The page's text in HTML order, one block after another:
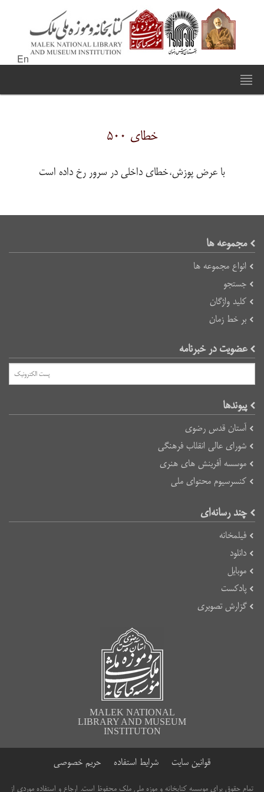
En
خطای ۵۰۰
با عرض پوزش،خطای داخلی در سرور رخ داده است
مجموعه ها
انواع مجموعه ها
جستجو
کلید واژگان
بر خط زمان
عضویت در خبرنامه
پیوند‌ها
آستان قدس رضوی
شورای عالی انقلاب فرهنگی
موسسه آفرینش های هنری
کنسرسیوم محتوای ملی
چند رسانه‌ای
فیلمخانه
دانلود
موبایل
پادکست
گزارش تصویری
MALEK NATIONAL
LIBRARY AND MUSEUM
INSTITUTON
قوانین سایت شرایط استفاده حریم خصوصی
تمام حقوق برای موسسه کتابخانه و موزه ملی ملک محفوظ است. ارجاع و استفاده موردی از